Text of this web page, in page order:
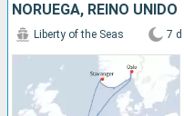
NORUEGA, REINO UNIDO
Liberty of the Seas 7 d